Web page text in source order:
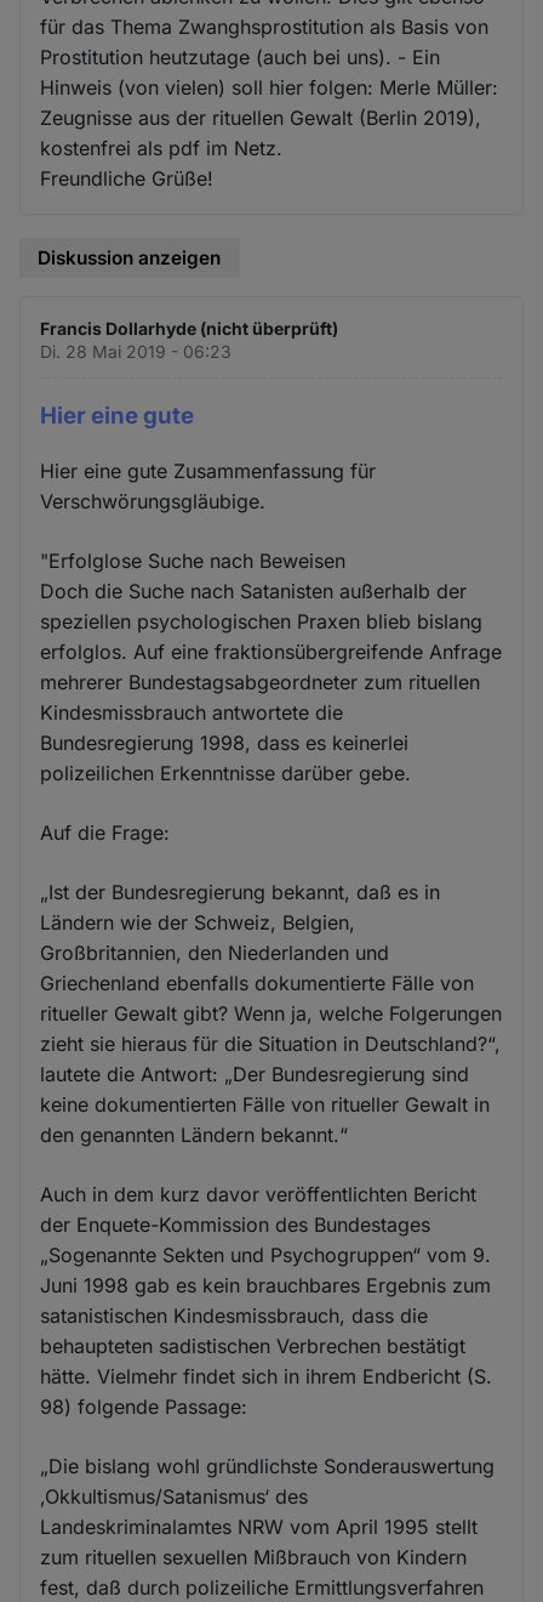
für das Thema Zwanghsprostitution als Basis von
Prostitution heutzutage (auch bei uns). - Ein
Hinweis (von vielen) soll hier folgen: Merle Müller:
Zeugnisse aus der rituellen Gewalt (Berlin 2019),
kostenfrei als pdf im Netz.
Freundliche Grüße!
Diskussion anzeigen
Francis Dollarhyde (nicht überprüft)
Di. 28 Mai 2019 - 06:23
Hier eine gute
Hier eine gute Zusammenfassung für
Verschwörungsgläubige.
"Erfolglose Suche nach Beweisen
Doch die Suche nach Satanisten außerhalb der
speziellen psychologischen Praxen blieb bislang
erfolglos. Auf eine fraktionsübergreifende Anfrage
mehrerer Bundestagsabgeordneter zum rituellen
Kindesmissbrauch antwortete die
Bundesregierung 1998, dass es keinerlei
polizeilichen Erkenntnisse darüber gebe.
Auf die Frage:
„Ist der Bundesregierung bekannt, daß es in
Ländern wie der Schweiz, Belgien,
Großbritannien, den Niederlanden und
Griechenland ebenfalls dokumentierte Fälle von
ritueller Gewalt gibt? Wenn ja, welche Folgerungen
zieht sie hieraus für die Situation in Deutschland?“,
lautete die Antwort: „Der Bundesregierung sind
keine dokumentierten Fälle von ritueller Gewalt in
den genannten Ländern bekannt.“
Auch in dem kurz davor veröffentlichten Bericht
der Enquete-Kommission des Bundestages
„Sogenannte Sekten und Psychogruppen“ vom 9.
Juni 1998 gab es kein brauchbares Ergebnis zum
satanistischen Kindesmissbrauch, dass die
behaupteten sadistischen Verbrechen bestätigt
hätte. Vielmehr findet sich in ihrem Endbericht (S.
98) folgende Passage:
„Die bislang wohl gründlichste Sonderauswertung
‚Okkultismus/Satanismus‘ des
Landeskriminalamtes NRW vom April 1995 stellt
zum rituellen sexuellen Mißbrauch von Kindern
fest, daß durch polizeiliche Ermittlungsverfahren